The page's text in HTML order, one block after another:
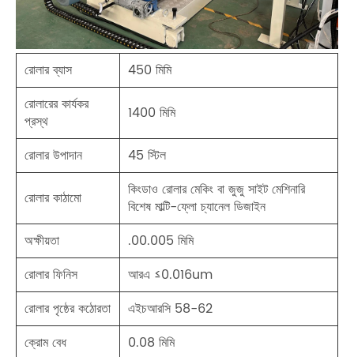
রোলার ব্যাস
450 মিমি
রোলারের কার্যকর
প্রস্থ
1400 মিমি
রোলার উপাদান 45 স্টিল
রোলার কাঠামো
কিংডাও রোলার মেকিং বা জুজু সাইট মেশিনারি
বিশেষ মাল্টি-ফ্লো চ্যানেল ডিজাইন
অক্ষীয়তা
.00.005 মিমি
রোলার ফিনিস
আরএ ≤0.016um
রোলার পৃষ্ঠের কঠোরতা
এইচআরসি 58-62
ক্রোম বেধ
0.08 মিমি